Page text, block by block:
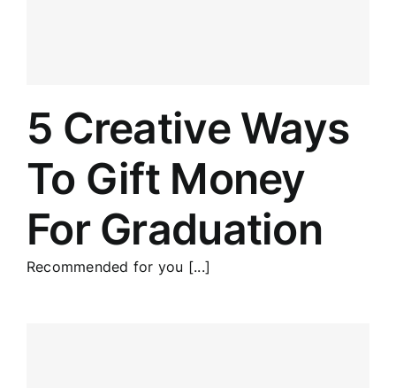
5 Creative Ways
To Gift Money
For Graduation
Recommended for you [...]